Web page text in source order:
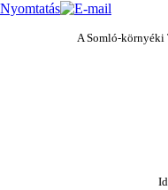
A Somló-környéki